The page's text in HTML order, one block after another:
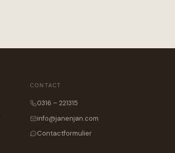
CONTACT
0316 – 221315
info@janenjan.com
Contactformulier